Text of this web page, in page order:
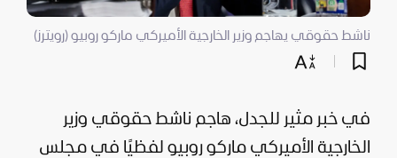
ناشط حقوقي يهاجم وزير الخارجية الأميركي ماركو روبيو (رويترز)
في خبر مثير للجدل، هاجم ناشط حقوقي وزير
الخارجية الأميركي ماركو روبيو لفظيًا في مجلس